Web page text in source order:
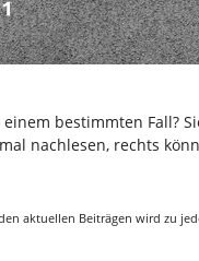
bestimmten Fall?
nachlesen, rechts
aktuellen Beiträgen wird zu